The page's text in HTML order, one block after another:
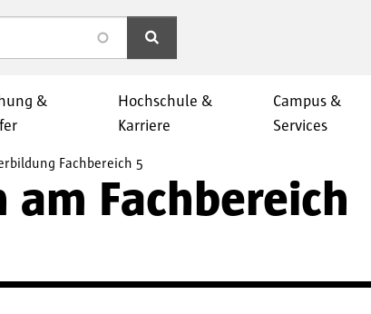
search
&
Hochschule &
Karriere
Campus &
Services
Fachbereich 5
Fachbereich